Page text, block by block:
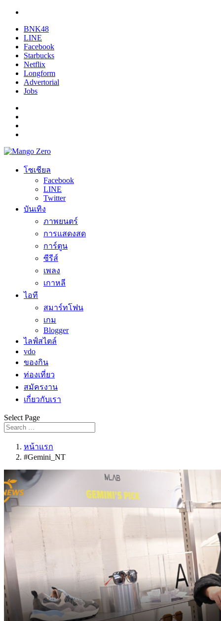
BNK48
LINE
Facebook
Starbucks
Netflix
Longform
Advertorial
Jobs
โซเชียล
Facebook
LINE
Twitter
บันเทิง
ภาพยนตร์
การแสดงสด
การ์ตูน
ซีรีส์
เพลง
เกาหลี
ไอที
สมาร์ทโฟน
เกม
Blogger
ไลฟ์สไตล์
vdo
ของกิน
ท่องเที่ยว
สมัครงาน
เกี่ยวกับเรา
Select Page
หน้าแรก
#Gemini_NT